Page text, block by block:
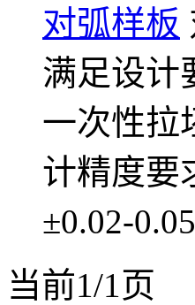
对弧样板
满足设计
一次性拉
计精度要
±0.02-
当前1/1页